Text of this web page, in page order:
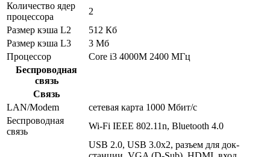
Количество ядер
процессора
2
Размер кэша L2
512 Кб
Размер кэша L3
3 Мб
Процессор
Core i3 4000M 2400 МГц
Беспроводная
связь
Связь
LAN/Modem
сетевая карта 1000 Мбит/c
Беспроводная
связь
Wi-Fi IEEE 802.11n, Bluetooth 4.0
USB 2.0, USB 3.0x2, разъем для док-